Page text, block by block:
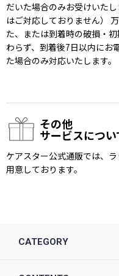
だいた場合のみお受けいた
はご対応しておりません）
た、または到着時の破損・
わらず、到着後7日以内にお
た場合のみ対応いたします。
その他
サービスについ
ケアスター公式通販では、
用意しております。
CATEGORY